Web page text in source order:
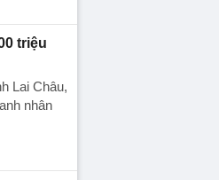
triệu
Lai Châu,
nhân